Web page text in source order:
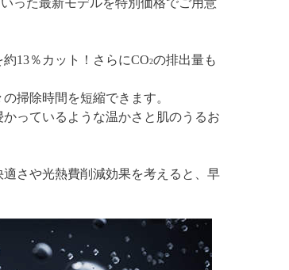
いった最新モデルを特別価格でご用意
13％カット！さらにCO2の排出量も
掃除時間を短縮できます。
っているような温かさと肌のうるお
さや光熱費削減効果を考えると、早